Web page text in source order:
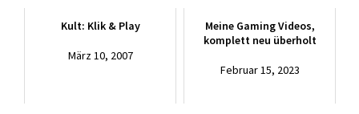
Kult: Klik & Play
März 10, 2007
Meine Gaming Videos,
komplett neu überholt
Februar 15, 2023